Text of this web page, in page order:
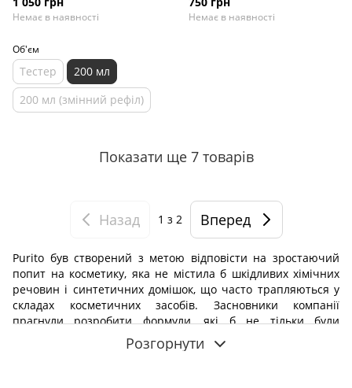
Немає в наявності
Об'єм
Тестер
200 мл
200 мл (змінний рефіл)
Centella Mini Kit Unscented
Немає в наявності
Показати ще 7 товарів
Назад 1 з 2 Вперед
Purito був створений з метою відповісти на зростаючий
попит на косметику, яка не містила б шкідливих хімічних
речовин і синтетичних домішок, що часто трапляються у
складах косметичних засобів. Засновники компанії
прагнули розробити формули, які б не тільки були
ефективними, а й мінімізували б ризик подразнень та
інших негативних реакцій, що особливо важливо для
Розгорнути